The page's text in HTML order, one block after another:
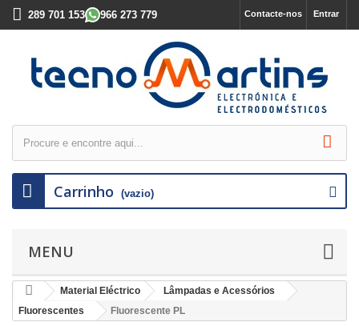
Entrar
Contacte-nos
289 701 153 966 273 779
Carrinho (vazio)
MENU
Material Eléctrico
Lâmpadas e Acessórios
Fluorescentes
Fluorescente PL